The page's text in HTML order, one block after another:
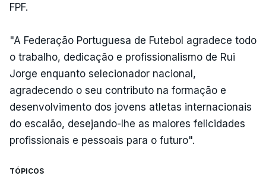
FPF.
"A Federação Portuguesa de Futebol agradece todo
o trabalho, dedicação e profissionalismo de Rui
Jorge enquanto selecionador nacional,
agradecendo o seu contributo na formação e
desenvolvimento dos jovens atletas internacionais
do escalão, desejando-lhe as maiores felicidades
profissionais e pessoais para o futuro".
TÓPICOS